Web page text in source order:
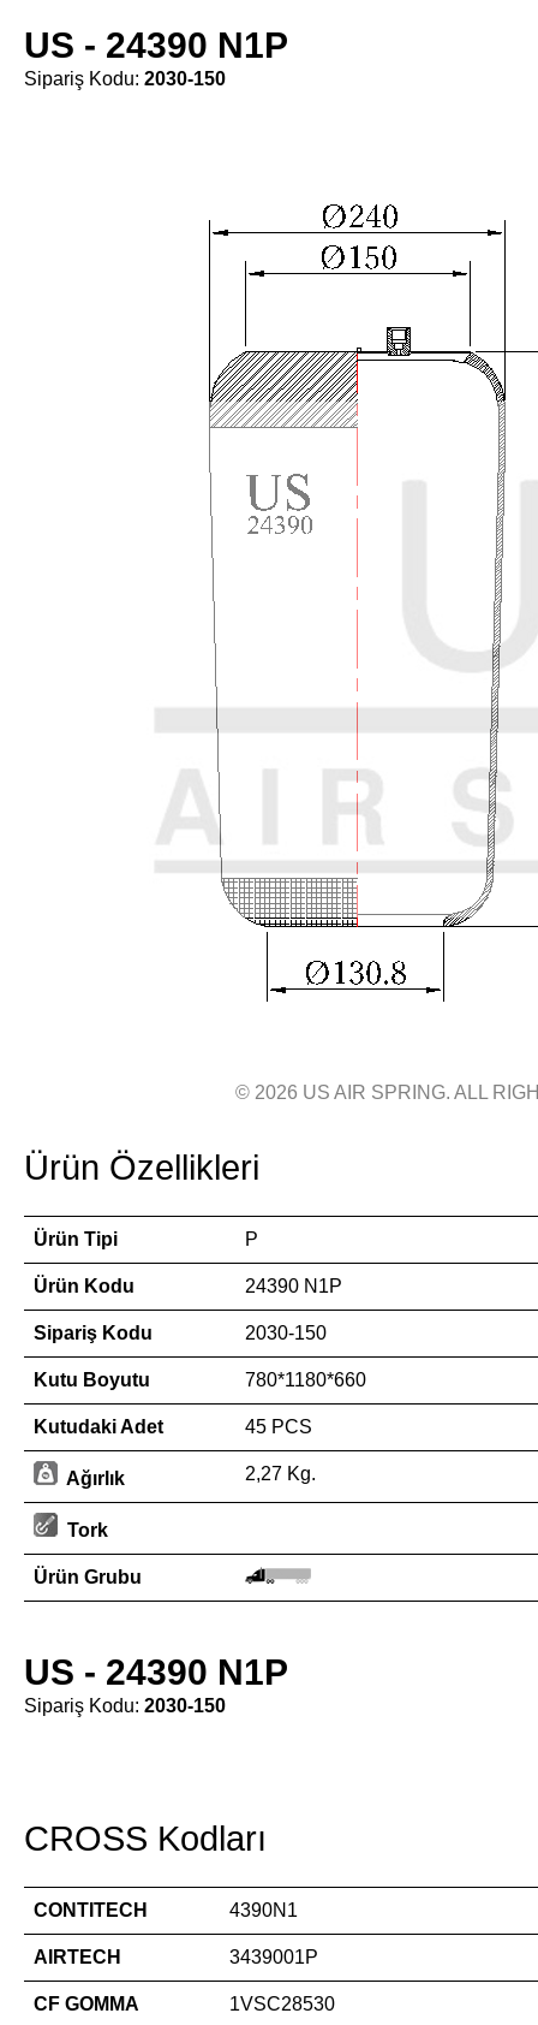
US - 24390 N1P
Sipariş Kodu: 2030-150
© 2026 US AIR SPRING. ALL
Ürün Özellikleri
Ürün Tipi P
Ürün Kodu 24390 N1P
Sipariş Kodu 2030-150
Kutu Boyutu 780*1180*660
Kutudaki Adet 45 PCS
Ağırlık 2,27 Kg.
Tork
Ürün Grubu
US - 24390 N1P
Sipariş Kodu: 2030-150
CROSS Kodları
CONTITECH 4390N1
AIRTECH 3439001P
CF GOMMA 1VSC28530